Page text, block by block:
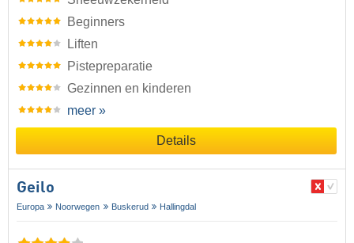
Beginners
Liften
Pistepreparatie
Gezinnen en kinderen
meer »
Details
Geilo
Europa Noorwegen Buskerud Hallingdal